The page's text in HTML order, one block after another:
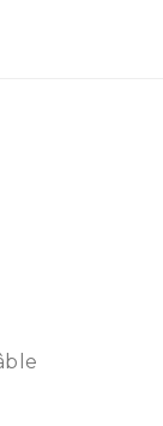
vous